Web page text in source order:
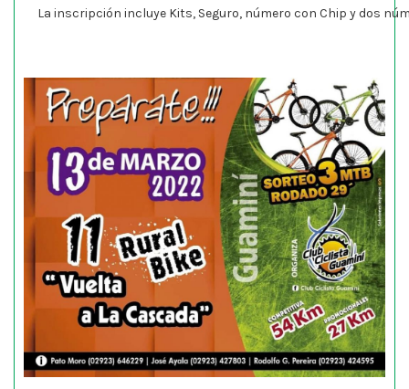
La inscripción incluye Kits, Seguro, número con Chip y dos